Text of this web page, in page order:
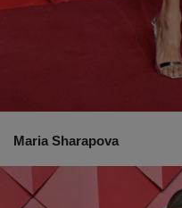
Maria Sharapova